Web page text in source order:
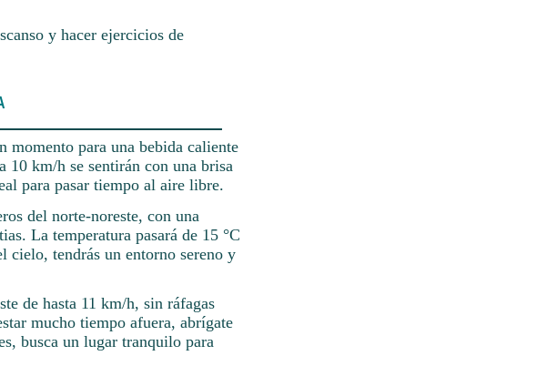
y hacer ejercicios de
momento para una bebida caliente
10 km/h se sentirán con una brisa
para pasar tiempo al aire libre.
del norte-noreste, con una
La temperatura pasará de 15 °C
cielo, tendrás un entorno sereno y
de hasta 11 km/h, sin ráfagas
mucho tiempo afuera, abrígate
busca un lugar tranquilo para